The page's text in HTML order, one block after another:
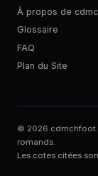
À propos de
Glossaire
FAQ
Plan du Site
© 2026 cdmchfoot.
romands.
Les cotes citées